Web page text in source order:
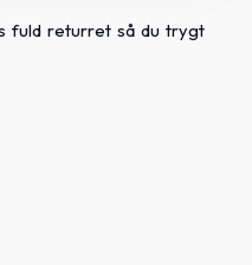
fuld returret så du trygt